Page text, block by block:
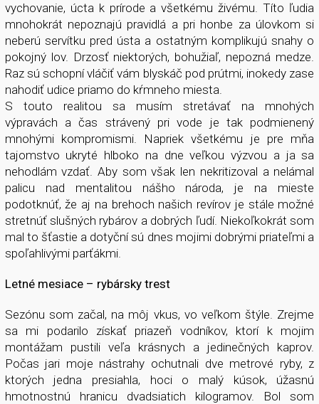
vychovanie, úcta k prírode a všetkému živému. Títo ľudia
mnohokrát nepoznajú pravidlá a pri honbe za úlovkom si
neberú servítku pred ústa a ostatným komplikujú snahy o
pokojný lov. Drzosť niektorých, bohužiaľ, nepozná medze.
Raz sú schopní vláčiť vám blyskáč pod prútmi, inokedy zase
nahodiť udice priamo do kŕmneho miesta.
S touto realitou sa musím stretávať na mnohých
výpravách a čas strávený pri vode je tak podmienený
mnohými kompromismi. Napriek všetkému je pre mňa
tajomstvo ukryté hlboko na dne veľkou výzvou a ja sa
nehodlám vzdať. Aby som však len nekritizoval a nelámal
palicu nad mentalitou nášho národa, je na mieste
podotknúť, že aj na brehoch našich revírov je stále možné
stretnúť slušných rybárov a dobrých ľudí. Niekoľkokrát som
mal to šťastie a dotyční sú dnes mojimi dobrými priateľmi a
spoľahlivými parťákmi.
Letné mesiace – rybársky trest
Sezónu som začal, na môj vkus, vo veľkom štýle. Zrejme
sa mi podarilo získať priazeň vodníkov, ktorí k mojim
montážam pustili veľa krásnych a jedinečných kaprov.
Počas jari moje nástrahy ochutnali dve metrové ryby, z
ktorých jedna presiahla, hoci o malý kúsok, úžasnú
hmotnostnú hranicu dvadsiatich kilogramov. Bol som